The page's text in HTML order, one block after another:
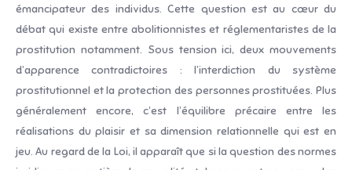
émancipateur des individus. Cette question est au cœur du
débat qui existe entre abolitionnistes et réglementaristes de la
prostitution notamment. Sous tension ici, deux mouvements
d’apparence contradictoires : l’interdiction du système
prostitutionnel et la protection des personnes prostituées. Plus
généralement encore, c’est l’équilibre précaire entre les
réalisations du plaisir et sa dimension relationnelle qui est en
jeu. Au regard de la Loi, il apparaît que si la question des normes